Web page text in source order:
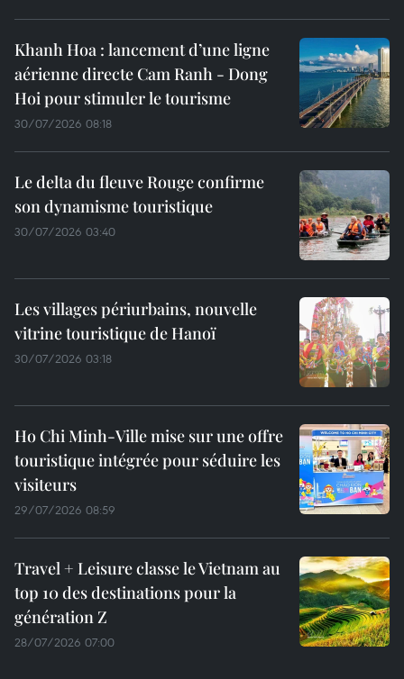
Khanh Hoa : lancement d’une ligne
aérienne directe Cam Ranh - Dong
Hoi pour stimuler le tourisme
30/07/2026 08:18
Le delta du fleuve Rouge confirme
son dynamisme touristique
30/07/2026 03:40
Les villages périurbains, nouvelle
vitrine touristique de Hanoï
30/07/2026 03:18
Ho Chi Minh-Ville mise sur une offre
touristique intégrée pour séduire les
visiteurs
29/07/2026 08:59
Travel + Leisure classe le Vietnam au
top 10 des destinations pour la
génération Z
28/07/2026 07:00